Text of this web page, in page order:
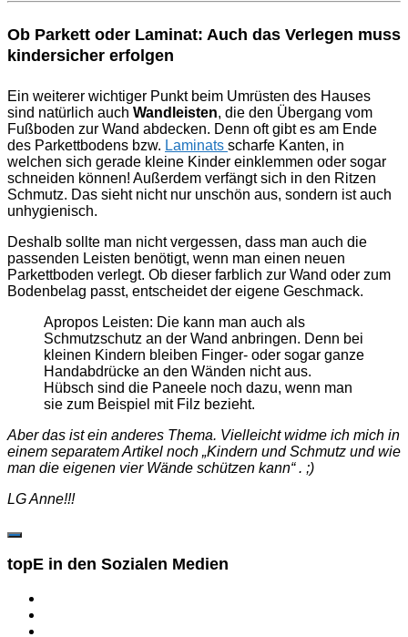
Ob Parkett oder Laminat: Auch das Verlegen muss
kindersicher erfolgen
Ein weiterer wichtiger Punkt beim Umrüsten des Hauses
sind natürlich auch Wandleisten, die den Übergang vom
Fußboden zur Wand abdecken. Denn oft gibt es am Ende
des Parkettbodens bzw. Laminats scharfe Kanten, in
welchen sich gerade kleine Kinder einklemmen oder sogar
schneiden können! Außerdem verfängt sich in den Ritzen
Schmutz. Das sieht nicht nur unschön aus, sondern ist auch
unhygienisch.
Deshalb sollte man nicht vergessen, dass man auch die
passenden Leisten benötigt, wenn man einen neuen
Parkettboden verlegt. Ob dieser farblich zur Wand oder zum
Bodenbelag passt, entscheidet der eigene Geschmack.
Apropos Leisten: Die kann man auch als
Schmutzschutz an der Wand anbringen. Denn bei
kleinen Kindern bleiben Finger- oder sogar ganze
Handabdrücke an den Wänden nicht aus.
Hübsch sind die Paneele noch dazu, wenn man
sie zum Beispiel mit Filz bezieht.
Aber das ist ein anderes Thema. Vielleicht widme ich mich in
einem separatem Artikel noch „Kindern und Schmutz und wie
man die eigenen vier Wände schützen kann“ . ;)
LG Anne!!!
topE in den Sozialen Medien